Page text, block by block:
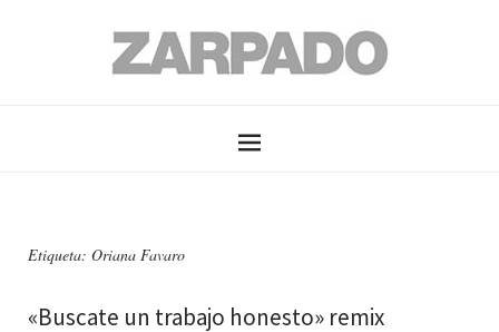
Etiqueta: Oriana Favaro
«Buscate un trabajo honesto» remix